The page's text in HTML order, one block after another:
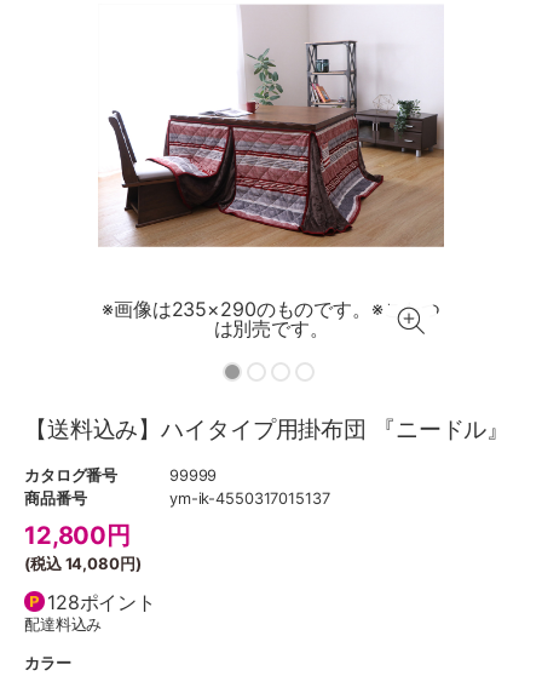
※画像は235×290のものです。※こたつ
は別売です。
【送料込み】ハイタイプ用掛布団 『ニードル』
カタログ番号
99999
商品番号
ym-ik-4550317015137
12,800 円
(税込14,080円)
128ポイント
配達料込み
カラー